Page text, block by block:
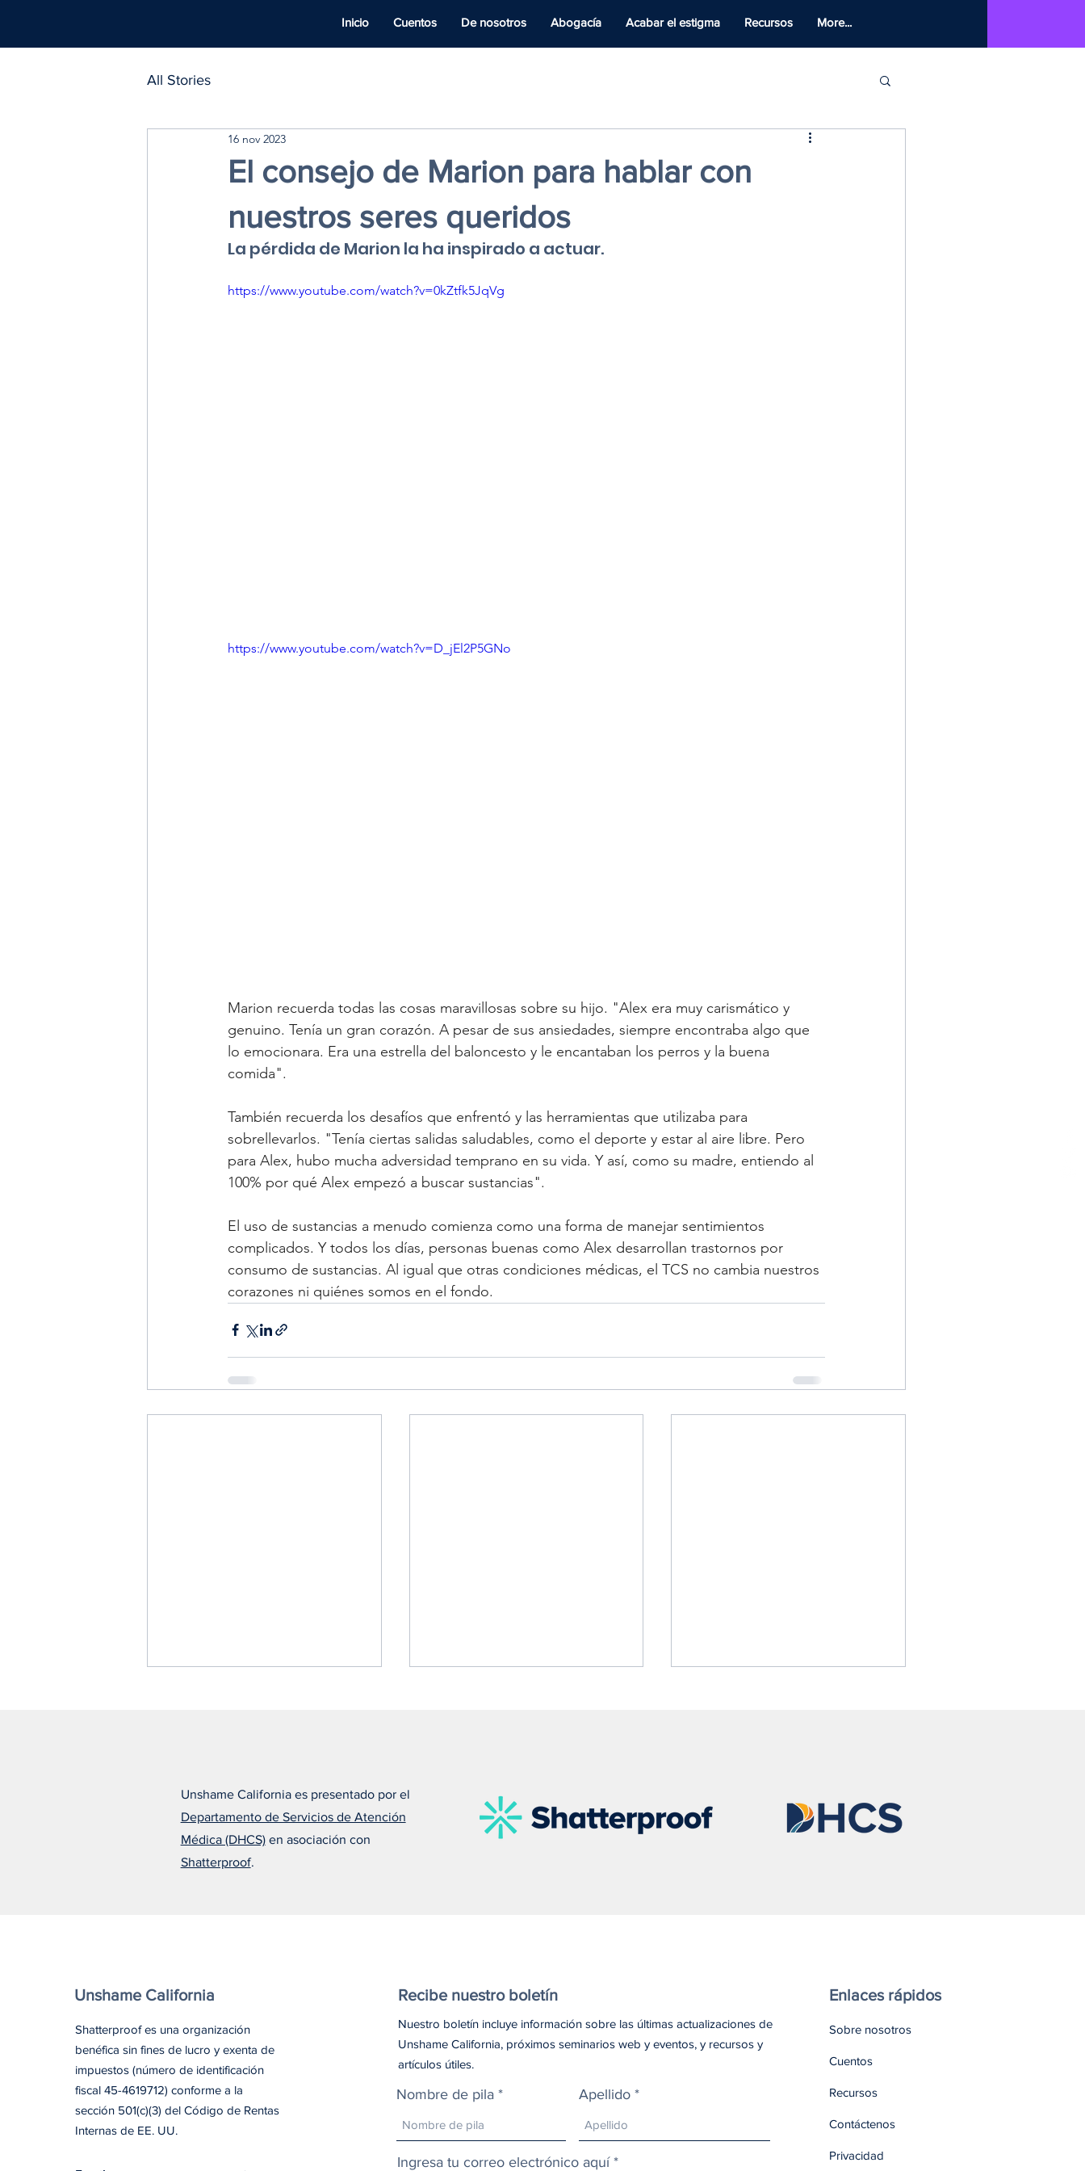
Inicio Cuentos De nosotros Abogacía Acabar el estigma Recursos More...
All Stories
El consejo de Marion para hablar con
nuestros seres queridos
16 nov 2023
La pérdida de Marion la ha inspirado a actuar.
https://www.youtube.com/watch?v=0kZtfk5JqVg
https://www.youtube.com/watch?v=D_jEl2P5GNo
Marion recuerda todas las cosas maravillosas sobre su hijo. "Alex era muy carismático y
genuino. Tenía un gran corazón. A pesar de sus ansiedades, siempre encontraba algo que
lo emocionara. Era una estrella del baloncesto y le encantaban los perros y la buena
comida".
También recuerda los desafíos que enfrentó y las herramientas que utilizaba para
sobrellevarlos. "Tenía ciertas salidas saludables, como el deporte y estar al aire libre. Pero
para Alex, hubo mucha adversidad temprano en su vida. Y así, como su madre, entiendo al
100% por qué Alex empezó a buscar sustancias".
El uso de sustancias a menudo comienza como una forma de manejar sentimientos
complicados. Y todos los días, personas buenas como Alex desarrollan trastornos por
consumo de sustancias. Al igual que otras condiciones médicas, el TCS no cambia nuestros
corazones ni quiénes somos en el fondo.
Alfonso cree que el
tratamiento adecuado lo
cambió todo
Susan nos recuerda que el
amor puede salvar una vida
Melissa explica por qué todos
Unshame California es presentado por el
Departamento de Servicios de Atención
Médica (DHCS)en asociación con
Shatterproof.
Unshame California
Shatterproof es una organización
benéfica sin fines de lucro y exenta de
impuestos (número de identificación
fiscal 45-4619712) conforme a la
sección 501(c)(3) del Código de Rentas
Internas de EE. UU.
Recibe nuestro boletín
Nuestro boletín incluye información sobre las últimas actualizaciones de
Unshame California, próximos seminarios web y eventos, y recursos y
artículos útiles.
Nombre de pila Apellido
Ingresa tu correo electrónico aquí
Enlaces rápidos
Sobre nosotros
Cuentos
Recursos
Contáctenos
Privacidad